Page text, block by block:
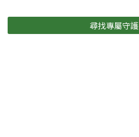
尋找專屬守護